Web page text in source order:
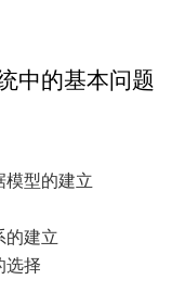
中的基本问题
模型的建立
的建立
选择